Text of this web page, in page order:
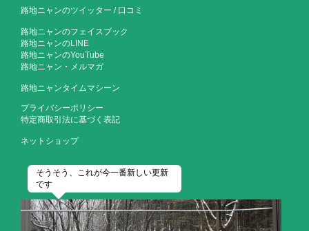
路地ニャンのツイッター / 口コミ
路地ニャンのフェイスブック
路地ニャンのLINE
路地ニャンのYouTube
路地ニャン・メルマガ
路地ニャンタイムマシーン
プライバシーポリシー
特定商取引法に基づく表記
ネットショップ
そうそう、これが今一番新しい更新
です